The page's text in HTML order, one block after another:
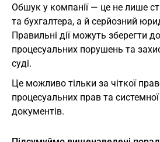
Обшук у компанії — це не лише
та бухгалтера, а й серйозний
Правильні дії можуть зберегти
процесуальних порушень та
суді.
Це можливо тільки за чіткої
процесуальних прав та
документів.